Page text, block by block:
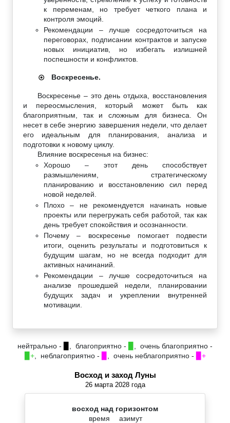
к переменам, но требует четкого плана и
контроля эмоций.
Рекомендации – лучше сосредоточиться на
переговорах, подписании контрактов и запуске
новых инициатив, но избегать излишней
поспешности и конфликтов.
☉ Воскресенье.
Воскресенье – это день отдыха, восстановления
и переосмысления, который может быть как
благоприятным, так и сложным для бизнеса. Он
несет в себе энергию завершения недели, что делает
его идеальным для планирования, анализа и
подготовки к новому циклу.
Влияние воскресенья на бизнес:
Хорошо – этот день способствует
размышлениям, стратегическому
планированию и восстановлению сил перед
новой неделей.
Плохо – не рекомендуется начинать новые
проекты или перегружать себя работой, так как
день требует спокойствия и осознанности.
Почему – воскресенье помогает подвести
итоги, оценить результаты и подготовиться к
будущим шагам, но не всегда подходит для
активных начинаний.
Рекомендации – лучше сосредоточиться на
анализе прошедшей недели, планировании
будущих задач и укреплении внутренней
мотивации.
нейтрально - , благоприятно -
, очень благоприятно -
▉+, неблагоприятно - , очень неблагоприятно - ▉+
Восход и заход Луны
26 марта 2028 года
восход над горизонтом
время
азимут